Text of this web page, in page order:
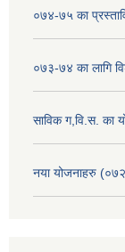
०७४-७५ का
०७३-७४ का लागि
साविक ग,वि.स. का
नया योजनाहरु